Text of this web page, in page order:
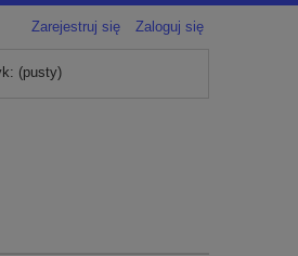
Zarejestruj się Zaloguj się
(pusty)